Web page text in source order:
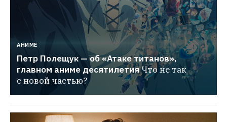
АНИМЕ
Петр Полещук — об «Атаке титанов»,
главном аниме десятилетияЧто не так
с новой частью?